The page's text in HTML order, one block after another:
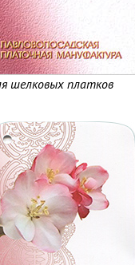
шелковых платков